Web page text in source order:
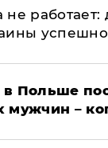
не
Польше
мужчин –